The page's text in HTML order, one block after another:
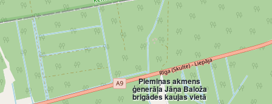
Piemiņas akmens
ģenerāļa Jāņa Baloža
brigādes kaujas vietā